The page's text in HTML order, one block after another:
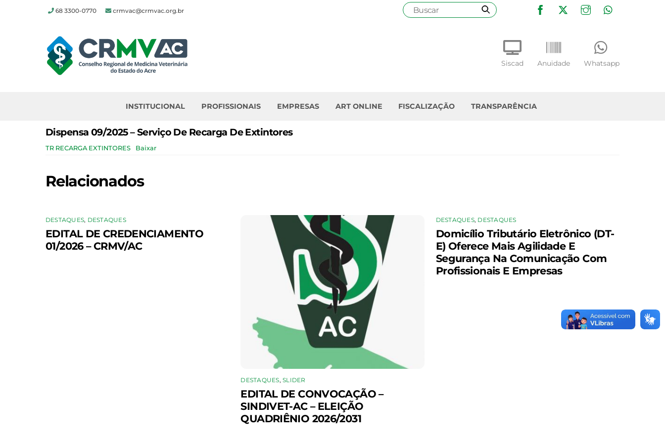
INSTITUCIONAL PROFISSIONAIS EMPRESAS ART ONLINE FISCALIZAÇÃO TRANSPARÊNCIA
Siscad Anuidade Whatsapp
68 3300-0770 crmvac@crmvac.org.br
FacebookTwitter Instagram
Dispensa 09/2025 – Serviço De Recarga De Extintores
TR RECARGA EXTINTORES Baixar
Relacionados
DESTAQUES, DESTAQUES
EDITAL DE CREDENCIAMENTO
01/2026 – CRMV/AC
DESTAQUES,SLIDER
EDITAL DE CONVOCAÇÃO –
SINDIVET-AC – ELEIÇÃO
QUADRIÊNIO 2026/2031
DESTAQUES, DESTAQUES
Domicílio Tributário Eletrônico (DT-
E) Oferece Mais Agilidade E
Segurança Na Comunicação Com
Profissionais E Empresas